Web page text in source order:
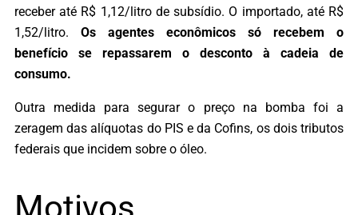
receber até R$ 1,12/litro de subsídio. O importado, até R$
1,52/litro. Os agentes econômicos só recebem o
benefício se repassarem o desconto à cadeia de
consumo.
Outra medida para segurar o preço na bomba foi a
zeragem das alíquotas do PIS e da Cofins, os dois tributos
federais que incidem sobre o óleo.